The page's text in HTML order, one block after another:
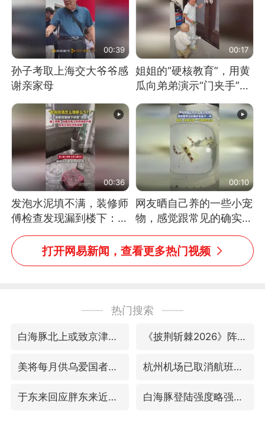
00:39
孙子考取上海交大爷爷感
谢亲家母
00:17
姐姐的“硬核教育”，用黄
瓜向弟弟演示“门夹手”，
网友：果然言传不如身
教！
00:36
发泡水泥填不满，装修师
傅检查发现漏到楼下：出
风口未延伸到外墙
00:10
网友晒自己养的一些小宠
物，感觉跟常见的确实有
些不一样
打开网易新闻，查看更多热门视频
热门搜索
白海豚北上或致京津冀暴雨 《披荆斩棘2026》阵容官宣
美将每月供乌爱国者拦截导弹 杭州机场已取消航班388架次
于东来回应胖东来近25年老店年底关闭 白海豚登陆强度略强于巴威